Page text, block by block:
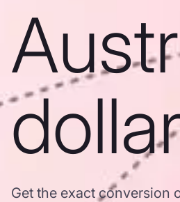
Get the exact conversion